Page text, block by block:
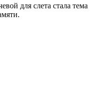
для слета стала тема